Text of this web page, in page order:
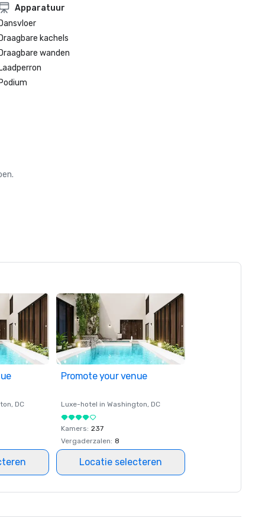
Apparatuur
Dansvloer
Draagbare kachels
Draagbare wanden
Laadperron
Podium
, DC
Promote your venue
Luxe-hotel in Washington, DC
Kamers: 237
Vergaderzalen: 8
Locatie selecteren